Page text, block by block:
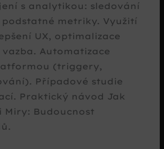
s analytikou: sledování
metriky. Využití
UX, optimalizace
Automatizace
(triggery,
Případové studie
Praktický návod Jak
Budoucnost